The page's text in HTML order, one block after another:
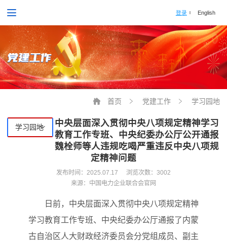
登录 English
党建工作
首页 党建工作 学习园地
学习园地
中央层面深入贯彻中央八项规定精神学习
教育工作专班、中央纪委办公厅公开通报
魏栓师等人违规吃喝严重违反中央八项规
定精神问题
发布时间：2025.07.17
浏览次数：3002
来源：中国电力企业联合会官网
日前，中央层面深入贯彻中央八项规定精神
学习教育工作专班、中央纪委办公厅通报了内蒙
古自治区人大财政经济委员会分党组成员、副主